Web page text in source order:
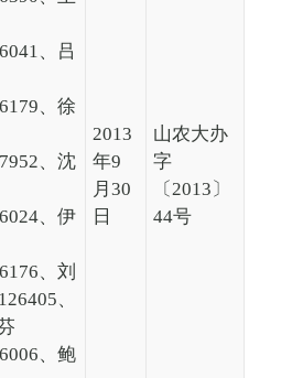
、吕
、徐
、沈
、伊
、刘
、
、鲍
2013
年9
月30
日
山农大办
字
〔2013〕
44号